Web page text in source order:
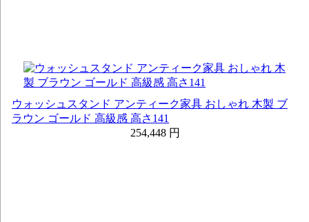
ウォッシュスタンド アンティーク家具 おしゃれ 木製 ブ
ラウン ゴールド 高級感 高さ141
254,448 円